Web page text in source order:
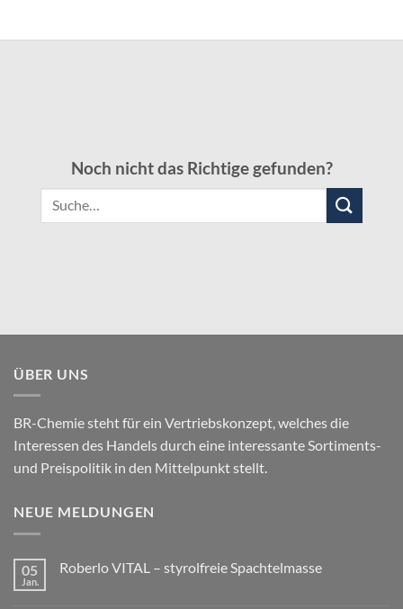
Noch nicht das Richtige gefunden?
Suche
ÜBER UNS
BR-Chemie steht für ein Vertriebskonzept, welches die
Interessen des Handels durch eine interessante Sortiments-
und Preispolitik in den Mittelpunkt stellt.
NEUE MELDUNGEN
05
Jan.
Roberlo VITAL – styrolfreie Spachtelmasse